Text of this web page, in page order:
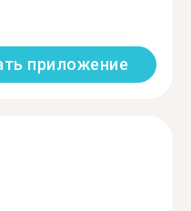
приложение